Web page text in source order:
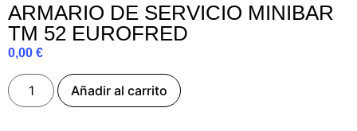
ARMARIO DE SERVICIO MINIBAR
TM 52 EUROFRED
0,00 €
Añadir al carrito